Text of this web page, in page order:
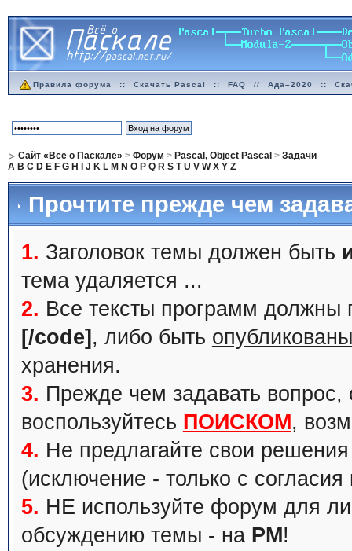
Правила форума :: Скачать Pascal :: FAQ // Ада–2020 ::
Сайт «Всё о Паскале» > Форум > Pascal, Object Pascal > Задачи
A B C D E F G H J K L M N O P Q R S T U V W X Y Z
Прочтите прежде чем
1. Заголовок темы должен быть
тема удаляется ...
2. Все тексты программ должны
[/code] , либо быть
хранения.
3. Прежде чем задавать вопрос,
воспользуйтесь ПОИСКОМ,
4. Не предлагайте свои
(исключение - только с
5. НЕ используйте форум для
обсуждению темы - на PM!